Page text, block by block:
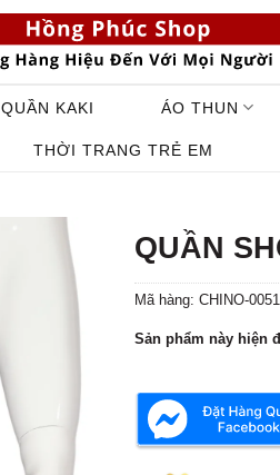
QUẦN KAKI ÁO THUN
THỜI TRANG TRẺ EM
QUẦN
Mã hàng: CHINO-0051
Sản phẩm này hiện